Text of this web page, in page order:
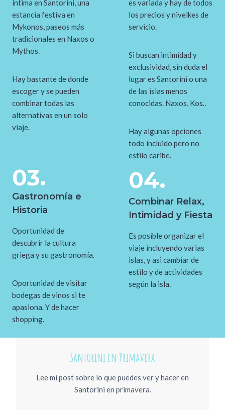
íntima en Santorini, una
estancia festiva en
Mykonos, paseos más
tradicionales en Naxos o
Mythos.
Hay bastante de donde
escoger y se pueden
combinar todas las
alternativas en un solo
viaje.
es variada y hay de todos
los precios y nivelkes de
servicio.
Si buscan intimidad y
exclusividad, sin duda el
lugar es Santorini o una
de las islas menos
conocidas. Naxos, Kos..
Hay algunas opciones
todo incluido pero no
estilo caribe.
03.
Gastronomía e
Historia
Oportunidad de
descubrir la cultura
griega y su gastronomía.
Oportunidad de visitar
bodegas de vinos si te
apasiona. Y de hacer
shopping.
04.
Combinar Relax,
Intimidad y Fiesta
Es posible organizar el
viaje incluyendo varias
islas, y asi cambiar de
estilo y de actividades
según la isla.
Santorini en Primavera
Lee mi post sobre lo que puedes ver y hacer en
Santorini en primavera.